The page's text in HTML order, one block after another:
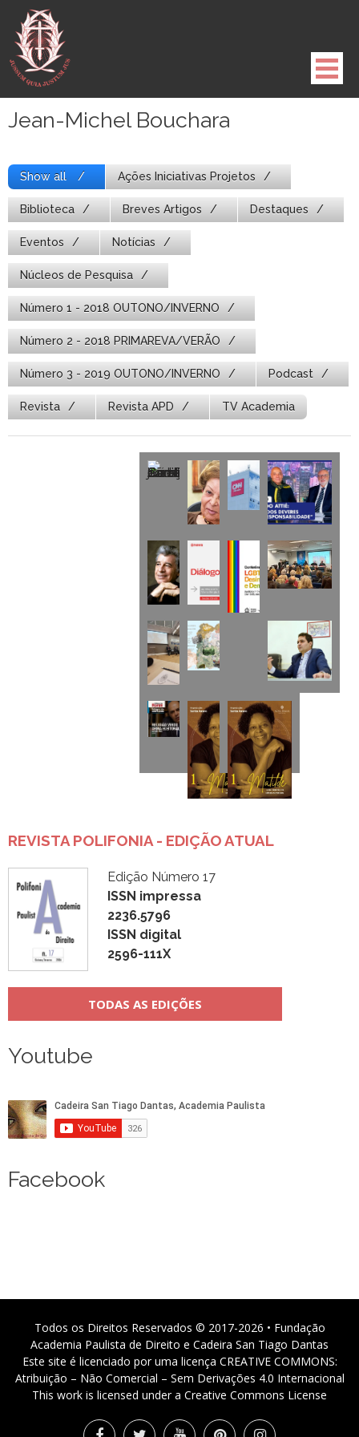
para
conteúdo
Jean-Michel Bouchara
Show all Ações Iniciativas Projetos
Biblioteca Breves Artigos Destaques
Eventos Notícias
Núcleos de Pesquisa
Número 1 - 2018 OUTONO/INVERNO
Número 2 - 2018 PRIMAREVA/VERÃO
Número 3 - 2019 OUTONO/INVERNO Podcast
Revista Revista APD TV Academia
REVISTA POLIFONIA - EDIÇÃO ATUAL
Edição Número 17
ISSN impressa
2236.5796
ISSN digital
2596-111X
TODAS AS EDIÇÕES
Youtube
Facebook
Todos os Direitos Reservados © 2017-2026 • Fundação
Academia Paulista de Direito e Cadeira San Tiago Dantas
Este site é licenciado por uma licença CREATIVE COMMONS:
Atribuição – Não Comercial – Sem Derivações 4.0 Internacional
This work is licensed under a Creative Commons License